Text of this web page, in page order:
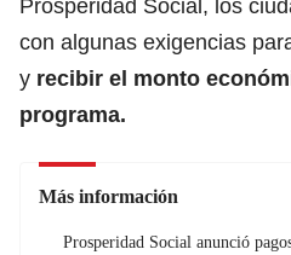
Prosperidad Social, los
con algunas exigencias
y recibir el monto
programa.
Más información
Prosperidad Social anunció